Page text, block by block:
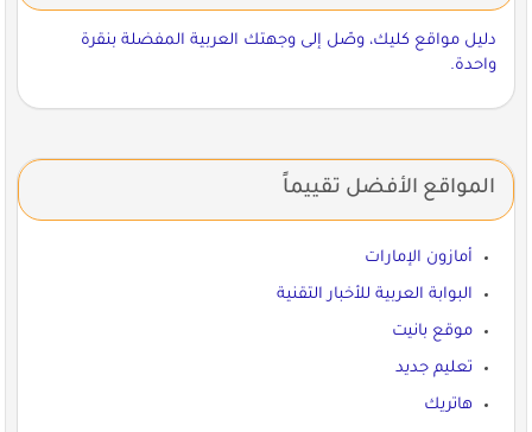
دليل مواقع كليك، وصّل إلى وجهتك العربية المفضلة بنقرة
واحدة.
المواقع الأفضل تقييماً
أمازون الإمارات
البوابة العربية للأخبار التقنية
موقع بانيت
تعليم جديد
هاتريك